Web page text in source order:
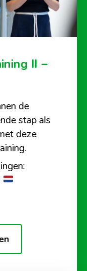
II –
de
stap als
deze